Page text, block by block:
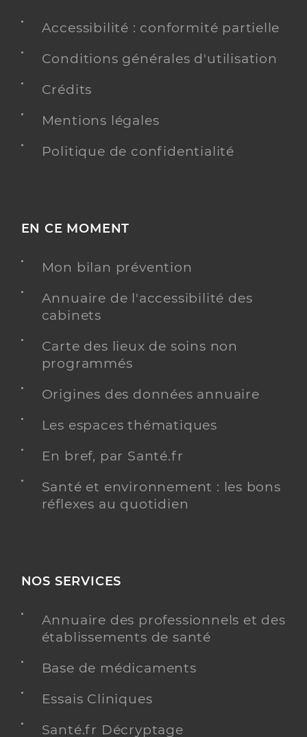
Accessibilité : conformité partielle
Conditions générales d'utilisation
Crédits
Mentions légales
Politique de confidentialité
EN CE MOMENT
Mon bilan prévention
Annuaire de l'accessibilité des
cabinets
Carte des lieux de soins non
programmés
Origines des données annuaire
Les espaces thématiques
En bref, par Santé.fr
Santé et environnement : les bons
réflexes au quotidien
NOS SERVICES
Annuaire des professionnels et des
établissements de santé
Base de médicaments
Essais Cliniques
Santé.fr Décryptage